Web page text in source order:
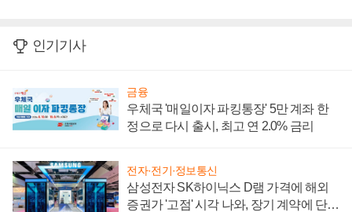
인기기사
금융
우체국 '매일이자 파킹통장' 5만 계좌 한
정으로 다시 출시, 최고 연 2.0% 금리
전자·전기·정보통신
삼성전자 SK하이닉스 D램 가격에 해외
증권가 '고점' 시각 나와, 장기 계약에 단점